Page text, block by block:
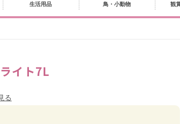
生活用品 鳥・小動物 観
イト7L
る